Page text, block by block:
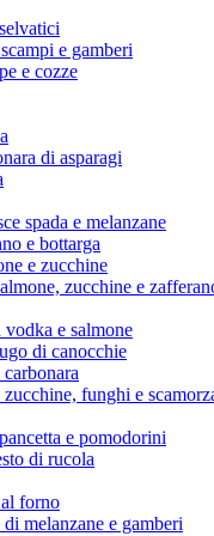
e gamberi
e cozze
di asparagi
spada e melanzane
e bottarga
e zucchine
zucchine e
vodka e salmone
di canocchie
funghi e
e pomodorini
di rucola
forno
melanzane e gamberi